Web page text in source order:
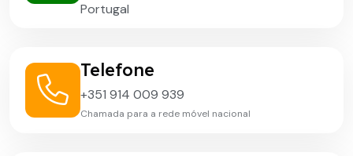
Portugal
Telefone
+351 914 009 939
Chamada para a rede móvel nacional